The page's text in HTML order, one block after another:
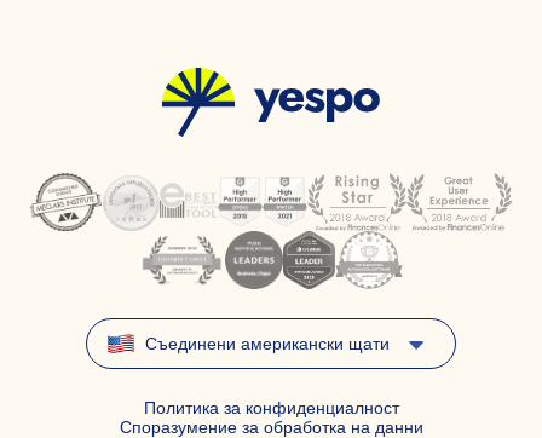
Съединени американски щати
Политика за конфиденциалност
Споразумение за обработка на данни